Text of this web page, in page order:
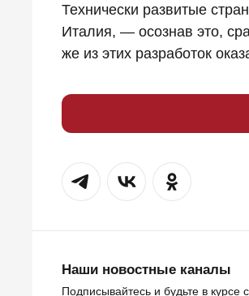
Технически развитые
Италия, — осознав это,
же из этих разработок
Наши новостные каналы
Подписывайтесь и будьте в курсе